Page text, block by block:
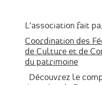
L'association fait
Coordination des
de Culture et de
du patrimoine
Découvrez le